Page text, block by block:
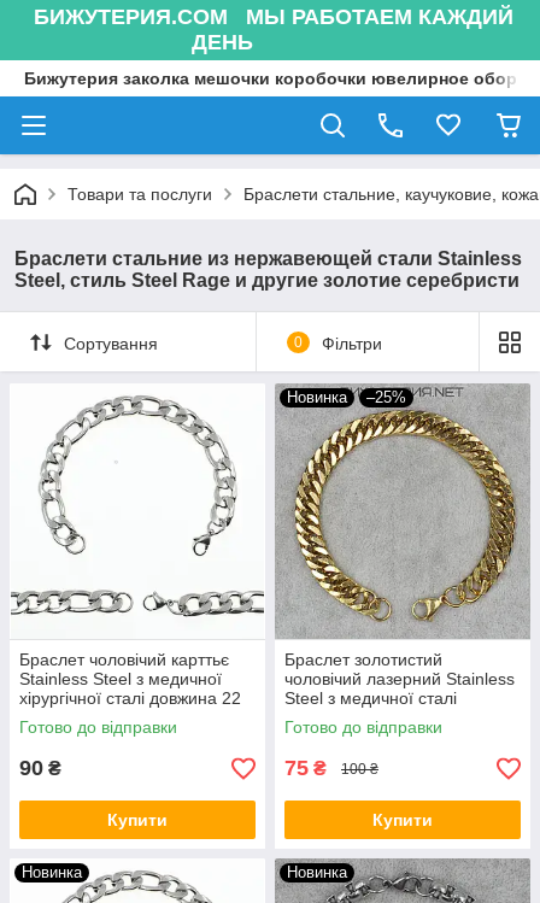
БИЖУТЕРИЯ.COM МЫ РАБОТАЕМ КАЖДИЙ
ДЕНЬ
Бижутерия заколка мешочки коробочки ювелирное
Товари та послуги Браслети стальние, каучуковие,
Браслети стальние из нержавеющей стали Stainless
Steel, стиль Steel Rage и другие золотие серебристи
Сортування 0 Фільтри
Браслет чоловічий карттьє
Stainless Steel з медичної
хірургічної сталі довжина 22
см ширина 7 мм срібло
Готово до відправки
90 ₴
Купити
Новинка –25%
Браслет золотистий
чоловічий лазерний Stainless
Steel з медичної сталі
довжина 22 см ширина 8 мм
Готово до відправки
75 ₴ 100 ₴
Купити
Новинка Новинка